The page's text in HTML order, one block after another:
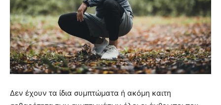
Δεν έχουν τα ίδια συμπτώματα ή ακόμη καιτη